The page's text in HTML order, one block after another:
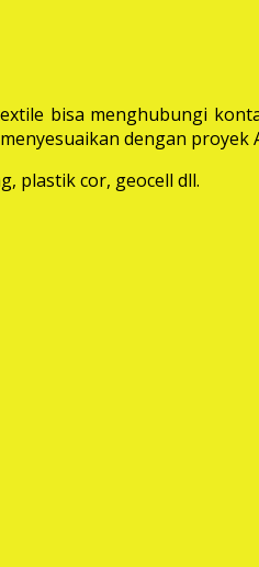
bisa menghubungi
dengan proyek
plastik cor, geocell dll.